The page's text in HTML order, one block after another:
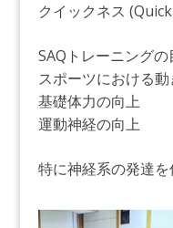
クイックネス
SAQトレーニングの
スポーツにおける
基礎体力の向上
運動神経の向上
特に神経系の発達